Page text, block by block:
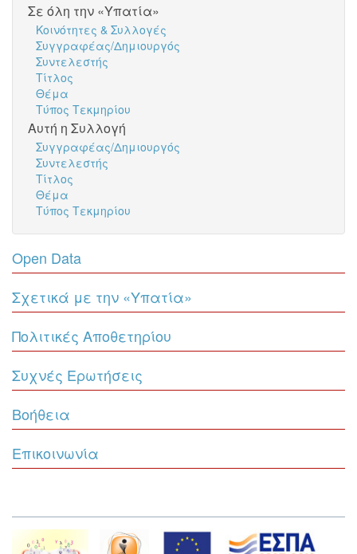
Σε όλη την «Υπατία»
Κοινότητες & Συλλογές
Συγγραφέας/Δημιουργός
Συντελεστής
Τίτλος
Θέμα
Τύπος Τεκμηρίου
Αυτή η Συλλογή
Συγγραφέας/Δημιουργός
Συντελεστής
Τίτλος
Θέμα
Τύπος Τεκμηρίου
Open Data
Σχετικά με την «Υπατία»
Πολιτικές Αποθετηρίου
Συχνές Ερωτήσεις
Βοήθεια
Επικοινωνία